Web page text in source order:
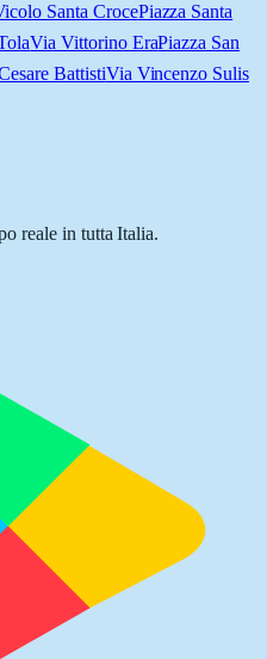
Santa CrocePiazza Santa
Via Vittorino EraPiazza San
BattistiVia Vincenzo Sulis
reale in tutta Italia.